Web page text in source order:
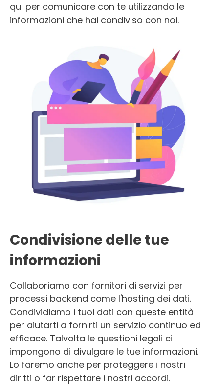
qui per comunicare con te utilizzando le
informazioni che hai condiviso con noi.
Condivisione delle tue
informazioni
Collaboriamo con fornitori di servizi per
processi backend come l'hosting dei dati.
Condividiamo i tuoi dati con queste entità
per aiutarti a fornirti un servizio continuo ed
efficace. Talvolta le questioni legali ci
impongono di divulgare le tue informazioni.
Lo faremo anche per proteggere i nostri
diritti o far rispettare i nostri accordi.